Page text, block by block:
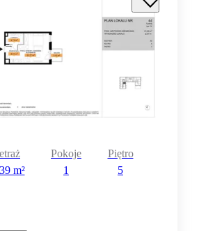
m²
Pokoje
1
Piętro
5